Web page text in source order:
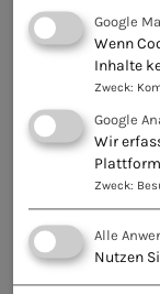
Google
Wenn
Inhalte
Zweck:
Google
Wir
Zweck:
Alle
Nutzen